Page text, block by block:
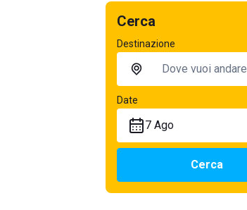
Cerca
Destinazione
Date
7 Ago
Cerca